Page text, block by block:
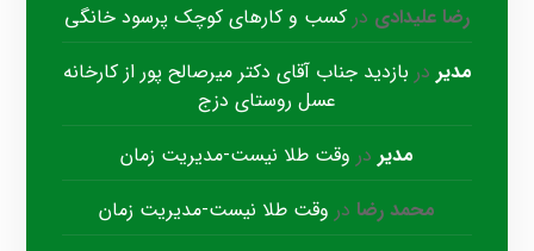
رضا علیدادی در کسب و کارهای کوچک پرسود خانگی
مدیر در بازدید جناب آقای دکتر میرصالح پور از کارخانه
عسل روستای دزج
مدیر در وقت طلا نیست-مدیریت زمان
محمد رضا در وقت طلا نیست-مدیریت زمان